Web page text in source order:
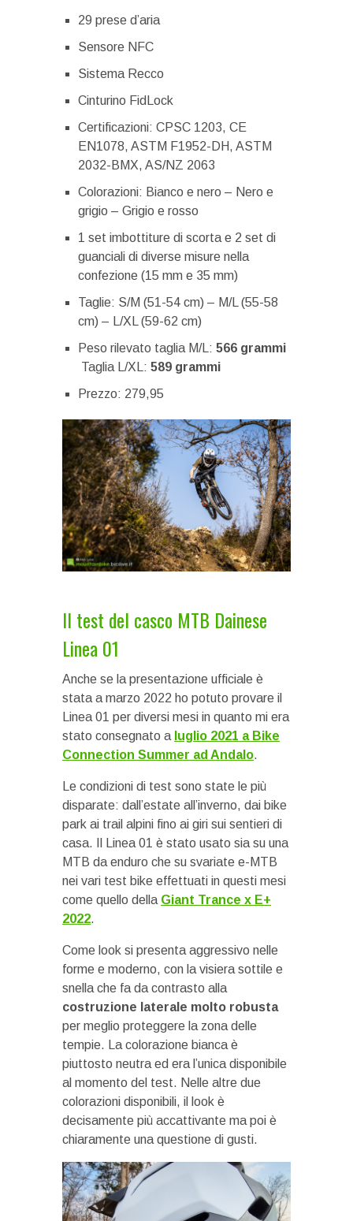
29 prese d’aria
Sensore NFC
Sistema Recco
Cinturino FidLock
Certificazioni: CPSC 1203, CE
EN1078, ASTM F1952-DH, ASTM
2032-BMX, AS/NZ 2063
Colorazioni: Bianco e nero – Nero e
grigio – Grigio e rosso
1 set imbottiture di scorta e 2 set di
guanciali di diverse misure nella
confezione (15 mm e 35 mm)
Taglie: S/M (51-54 cm) – M/L (55-58
cm) – L/XL (59-62 cm)
Peso rilevato taglia M/L: 566 grammi
Taglia L/XL: 589 grammi
Prezzo: 279,95
Il test del casco MTB Dainese
Linea 01
Anche se la presentazione ufficiale è
stata a marzo 2022 ho potuto provare il
Linea 01 per diversi mesi in quanto mi era
stato consegnato a luglio 2021 a Bike
Connection Summer ad Andalo.
Le condizioni di test sono state le più
disparate: dall’estate all’inverno, dai bike
park ai trail alpini fino ai giri sui sentieri di
casa. Il Linea 01 è stato usato sia su una
MTB da enduro che su svariate e-MTB
nei vari test bike effettuati in questi mesi
come quello della Giant Trance x E+
2022.
Come look si presenta aggressivo nelle
forme e moderno, con la visiera sottile e
snella che fa da contrasto alla
costruzione laterale molto robusta
per meglio proteggere la zona delle
tempie. La colorazione bianca è
piuttosto neutra ed era l’unica disponibile
al momento del test. Nelle altre due
colorazioni disponibili, il look è
decisamente più accattivante ma poi è
chiaramente una questione di gusti.